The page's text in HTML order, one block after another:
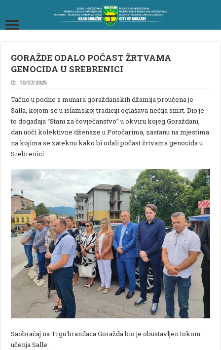
GORAŽDE ODALO POČAST ŽRTVAMA
GENOCIDA U SREBRENICI
10/07/2025
Tačno u podne s munara goraždanskih džamija proučena je
Salla, kojom se u islamskoj tradiciji oglašava nečija smrt. Dio je
to događaja “Stani za čovječanstvo” u okviru kojeg Goraždani,
dan uoči kolektivne dženaze u Potočarima, zastanu na mjestima
na kojima se zateknu kako bi odali počast žrtvama genocida u
Srebrenici.
Saobraćaj na Trgu branilaca Goražda bio je obustavljen tokom
učenja Salle.